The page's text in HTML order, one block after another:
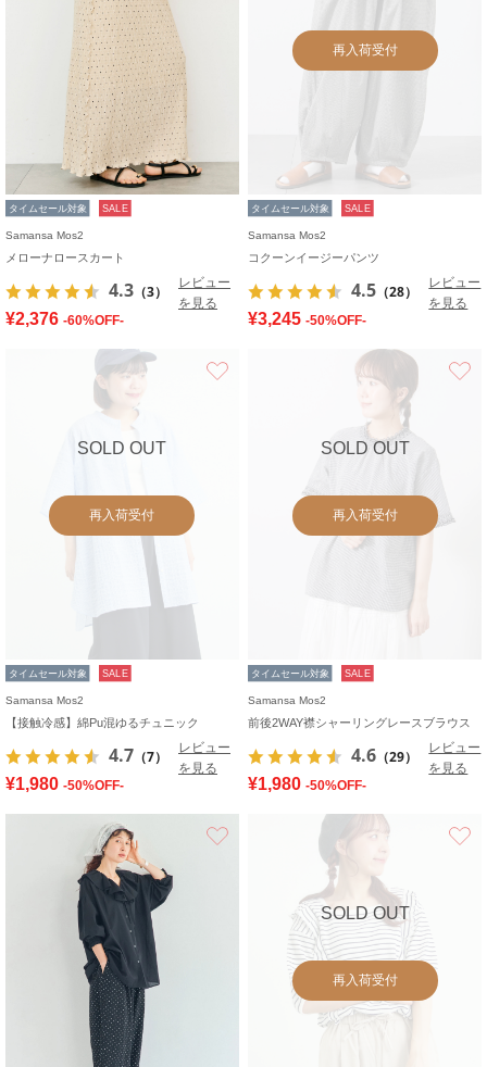
タイムセール対象 SALE
Samansa Mos2
メローナロースカート
4.3 （3）
レビュー
を見る
¥2,376 -60%OFF-
再入荷受付
タイムセール対象 SALE
Samansa Mos2
コクーンイージーパンツ
4.5 （28）
レビュー
を見る
¥3,245 -50%OFF-
SOLD OUT
再入荷受付
タイムセール対象 SALE
Samansa Mos2
【接触冷感】綿Pu混ゆるチュニック
4.7 （7）
レビュー
を見る
¥1,980 -50%OFF-
SOLD OUT
再入荷受付
タイムセール対象 SALE
Samansa Mos2
前後2WAY襟シャーリングレースブラウス
4.6 （29）
レビュー
を見る
¥1,980 -50%OFF-
SOLD OUT
再入荷受付